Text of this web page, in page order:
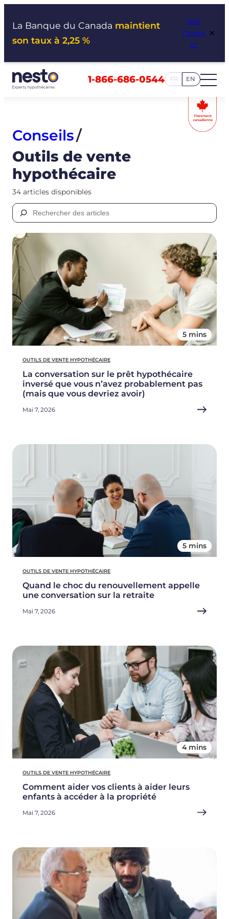
La Banque du Canada maintient
son taux à 2,25 %
Voir
l’impa
ct
×
1-866-686-0544 FR EN
Conseils/
Outils de vente
hypothécaire
34 articles disponibles
Rechercher :
5 mins
OUTILS DE VENTE HYPOTHÉCAIRE
La conversation sur le prêt hypothécaire
inversé que vous n’avez probablement pas
(mais que vous devriez avoir)
Mai 7, 2026
5 mins
OUTILS DE VENTE HYPOTHÉCAIRE
Quand le choc du renouvellement appelle
une conversation sur la retraite
Mai 7, 2026
4 mins
OUTILS DE VENTE HYPOTHÉCAIRE
Comment aider vos clients à aider leurs
enfants à accéder à la propriété
Mai 7, 2026